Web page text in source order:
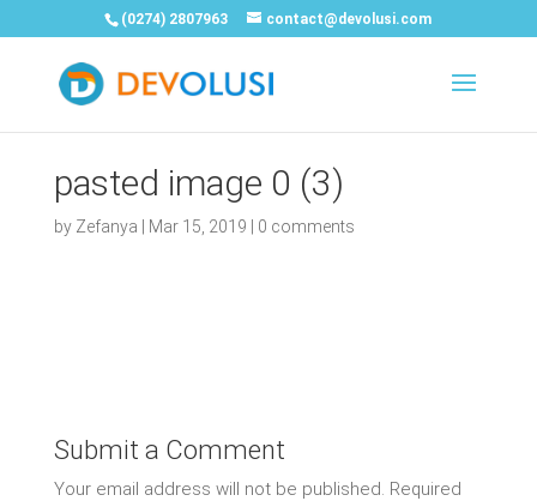
(0274) 2807963 contact@devolusi.com
pasted image 0 (3)
by Zefanya Mar 15, 2019 0 comments
Submit a Comment
Your email address will not be published. Required